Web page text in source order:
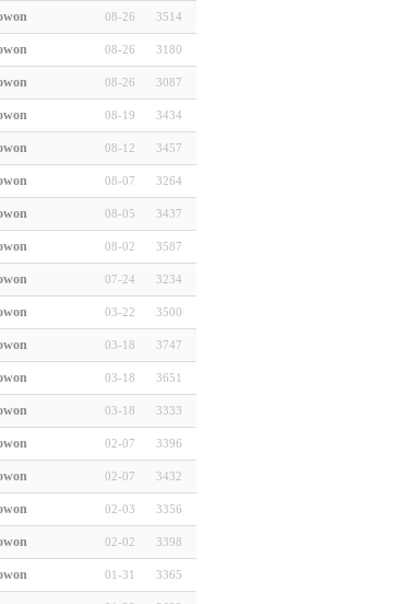
08-26 3514
08-26 3180
08-26 3087
08-19 3434
08-12 3457
08-07 3264
08-05 3437
08-02 3587
07-24 3234
03-22 3500
03-18 3747
03-18 3651
03-18 3333
02-07 3396
02-07 3432
02-03 3356
02-02 3398
01-31 3365